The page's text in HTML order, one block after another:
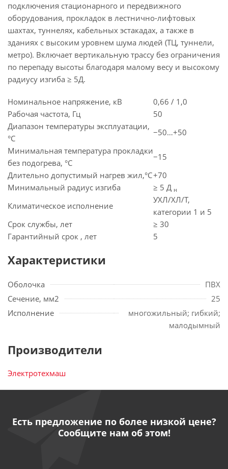
подключения стационарного и передвижного
оборудования, прокладок в лестнично-лифтовых
шахтах, туннелях, кабельных эстакадах, а также в
зданиях с высоким уровнем шума людей (ТЦ, туннели,
метро). Включает вертикальную трассу без ограничения
по перепаду высоты благодаря малому весу и высокому
радиусу изгиба ≥ 5Д.
Номинальное напряжение, кВ
0,66 / 1,0
Рабочая частота, Гц
50
Диапазон температуры эксплуатации,
°C
−50…+50
Минимальная температура прокладки
без подогрева, °C
−15
Длительно допустимый нагрев жил,°C+70
Минимальный радиус изгиба
≥ 5 Д н
Климатическое исполнение
УХЛ/ХЛ/Т,
категории 1 и 5
Срок службы, лет
≥ 30
Гарантийный срок , лет
5
Характеристики
Оболочка
ПВХ
Сечение, мм2
25
Исполнение
многожильный; гибкий;
малодымный
Производители
Электротехмаш
Есть предложение по более низкой цене?
Сообщите нам об этом!